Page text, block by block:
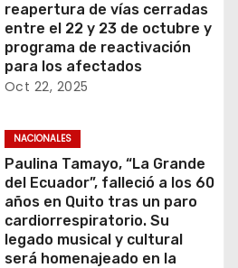
reapertura de vías cerradas
entre el 22 y 23 de octubre y
programa de reactivación
para los afectados
Oct 22, 2025
NACIONALES
Paulina Tamayo, “La Grande
del Ecuador”, falleció a los 60
años en Quito tras un paro
cardiorrespiratorio. Su
legado musical y cultural
será homenajeado en la